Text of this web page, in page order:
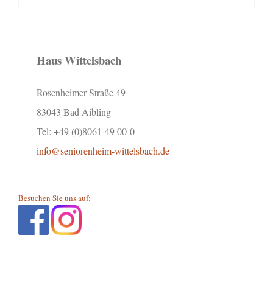
Haus Wittelsbach
Rosenheimer Straße 49
83043 Bad Aibling
Tel: +49 (0)8061-49 00-0
info@seniorenheim-wittelsbach.de
Besuchen Sie uns auf: